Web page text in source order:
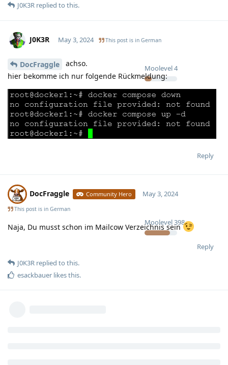
J0K3R replied to this.
J0K3R
Moolevel4
May 3, 2024 This post is in German
DocFraggle
achso.
hier bekomme ich nur folgende Rückmeldung:
Reply
DocFraggle Community Hero
Moolevel398
May 3, 2024
This post is in German
Naja, Du musst schon im Mailcow Verzeichnis sein
Reply
J0K3R replied to this.
esackbauer likes this.